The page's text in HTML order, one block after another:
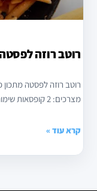
רוטב רוזה
רוטב רוזה לפסטה
מצרכים: 2 קופסאות שימורים של עגבניות מרוסקות
קרא עוד »